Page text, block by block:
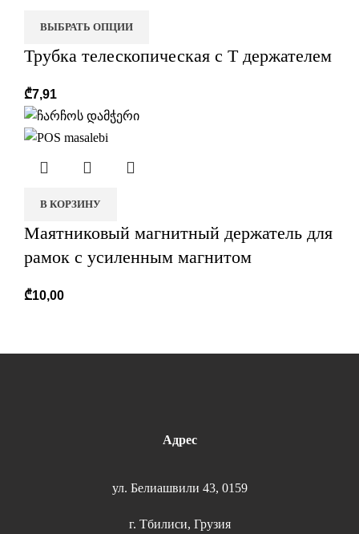
ВЫБРАТЬ ОПЦИИ
Трубка телескопическая с T держателем
₾7,91
В КОРЗИНУ
Маятниковый магнитный держатель для
рамок с усиленным магнитом
₾10,00
Адрес
ул. Белиашвили 43, 0159
г. Тбилиси, Грузия